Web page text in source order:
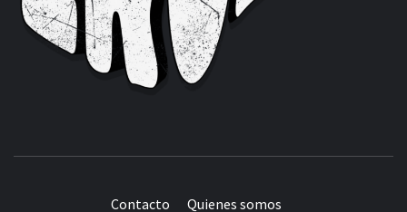
Contacto Quienes somos